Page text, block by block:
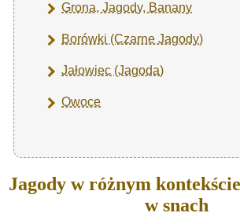
Grona, Jagody, Banany
Borówki (Czarne Jagody)
Jałowiec (Jagoda)
Owoce
Jagody w różnym
w snach